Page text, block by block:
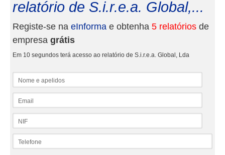
relatório de S.i.r.e.a. Global,...
Registe-se na eInforma e obtenha 5 relatórios de
empresa grátis
Em 10 segundos terá acesso ao relatório de S.i.r.e.a. Global, Lda